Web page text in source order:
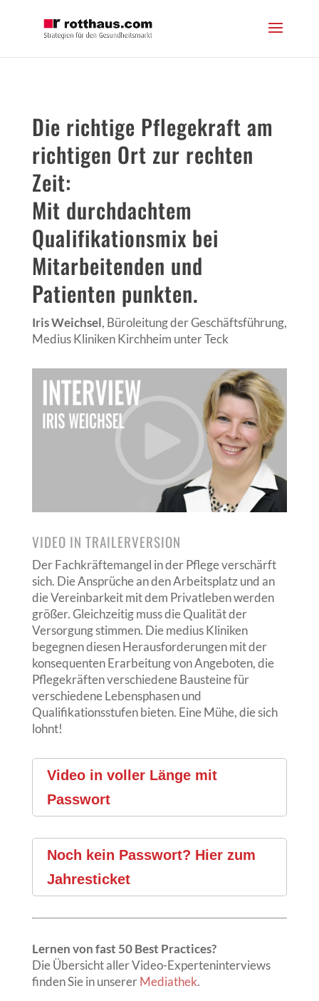
Die richtige Pflegekraft am
richtigen Ort zur rechten
Zeit:
Mit durchdachtem
Qualifikationsmix bei
Mitarbeitenden und
Patienten punkten.
Iris Weichsel, Büroleitung der Geschäftsführung,
Medius Kliniken Kirchheim unter Teck
VIDEO IN TRAILERVERSION
Der Fachkräftemangel in der Pflege verschärft
sich. Die Ansprüche an den Arbeitsplatz und an
die Vereinbarkeit mit dem Privatleben werden
größer. Gleichzeitig muss die Qualität der
Versorgung stimmen. Die medius Kliniken
begegnen diesen Herausforderungen mit der
konsequenten Erarbeitung von Angeboten, die
Pflegekräften verschiedene Bausteine für
verschiedene Lebensphasen und
Qualifikationsstufen bieten. Eine Mühe, die sich
lohnt!
Video in voller Länge mit
Passwort
Noch kein Passwort? Hier zum
Jahresticket
Lernen von fast 50 Best Practices?
Die Übersicht aller Video-Experteninterviews
finden Sie in unsererMediathek.